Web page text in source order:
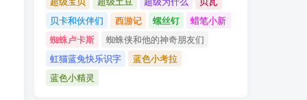
贝卡和伙伴们
西游记 螺丝钉
蜡笔小新
蜘蛛卢卡斯
蜘蛛侠和他的神奇朋友们
虹猫蓝兔快乐识字
蓝色小考拉
蓝色小精灵